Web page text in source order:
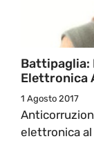
Battipaglia:
Elettronica
1 Agosto 2017
elettronica al